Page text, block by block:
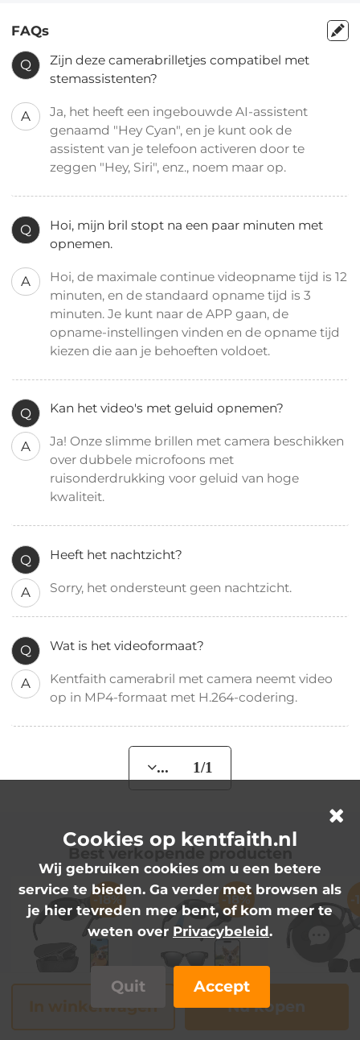
FAQs
Q
Zijn deze camerabrilletjes compatibel met
stemassistenten?
A
Ja, het heeft een ingebouwde AI-assistent
genaamd "Hey Cyan", en je kunt ook de
assistent van je telefoon activeren door te
zeggen "Hey, Siri", enz., noem maar op.
Q
Hoi, mijn bril stopt na een paar minuten met
opnemen.
A
Hoi, de maximale continue videopname tijd is 12
minuten, en de standaard opname tijd is 3
minuten. Je kunt naar de APP gaan, de
opname-instellingen vinden en de opname tijd
kiezen die aan je behoeften voldoet.
Q Kan het video's met geluid opnemen?
A
Ja! Onze slimme brillen met camera beschikken
over dubbele microfoons met
ruisonderdrukking voor geluid van hoge
kwaliteit.
Q Heeft het nachtzicht?
A Sorry, het ondersteunt geen nachtzicht.
Q Wat is het videoformaat?
A
Kentfaith camerabril met camera neemt video
op in MP4-formaat met H.264-codering.
... 1/1
Best verkopende producten
-18%
Bril met camera
8MP Sony –
1080P, 30MP,
159,99€
-18%
Zonnebril met
camera – 8MP
Sony-sensor,
109,99€
-
8MP Sony –
1080P, 32GB
117,50€
In winkelwagen Nu kopen
Cookies op kentfaith.nl
Wij gebruiken cookies om u een betere
service te bieden. Ga verder met browsen als
je hier tevreden mee bent, of kom meer te
weten over Privacybeleid.
Quit Accept